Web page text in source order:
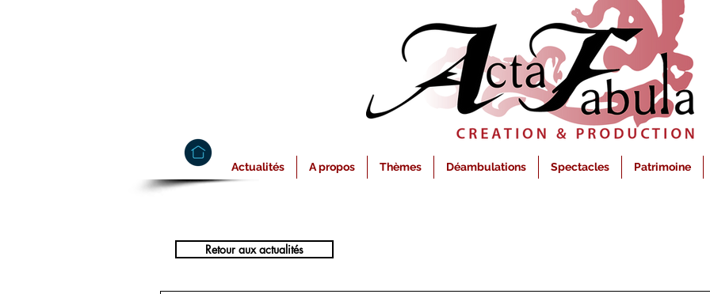
Actualités A propos Thèmes Déambulations Spectacles Patrimoine
Retour aux actualités